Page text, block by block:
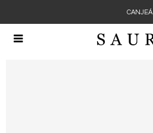

CANJEÁ TUS MILLAS